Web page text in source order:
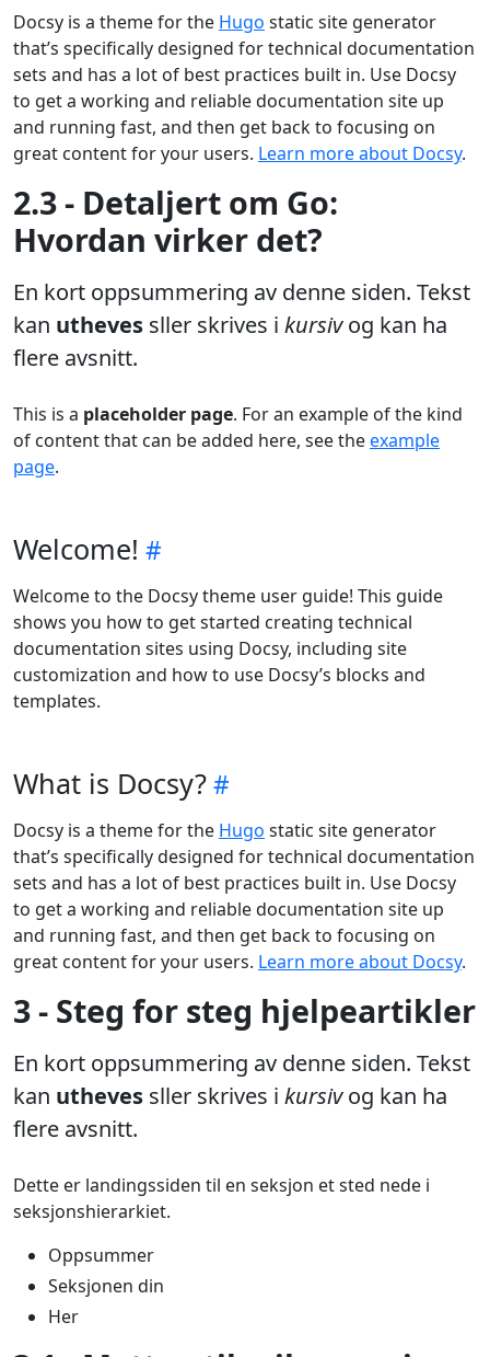
Docsy is a theme for the Hugo static site generator
that’s specifically designed for technical documentation
sets and has a lot of best practices built in. Use Docsy
to get a working and reliable documentation site up
and running fast, and then get back to focusing on
great content for your users. Learn more about Docsy.
2.3 - Detaljert om Go:
Hvordan virker det?
En kort oppsummering av denne siden. Tekst
kan utheves sller skrives i kursivog kan ha
flere avsnitt.
This is a placeholder page. For an example of the kind
of content that can be added here, see theexample
page.
Welcome!
Welcome to the Docsy theme user guide! This guide
shows you how to get started creating technical
documentation sites using Docsy, including site
customization and how to use Docsy’s blocks and
templates.
What is Docsy?
Docsy is a theme for the Hugo static site generator
that’s specifically designed for technical documentation
sets and has a lot of best practices built in. Use Docsy
to get a working and reliable documentation site up
and running fast, and then get back to focusing on
great content for your users. Learn more about Docsy.
3 - Steg for steg hjelpeartikler
En kort oppsummering av denne siden. Tekst
kan utheves sller skrives i kursivog kan ha
flere avsnitt.
Dette er landingssiden til en seksjon et sted nede i
seksjonshierarkiet.
Oppsummer
Seksjonen din
Her